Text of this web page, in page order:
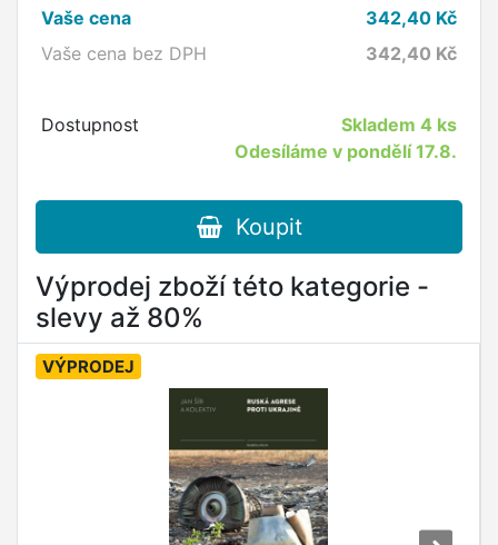
Vaše cena
342,40 Kč
Vaše cena bez DPH
342,40 Kč
Dostupnost Skladem4 ks
Odesíláme v pondělí 17.8.
Koupit
Výprodej zboží této kategorie -
slevy až 80%
VÝPRODEJ